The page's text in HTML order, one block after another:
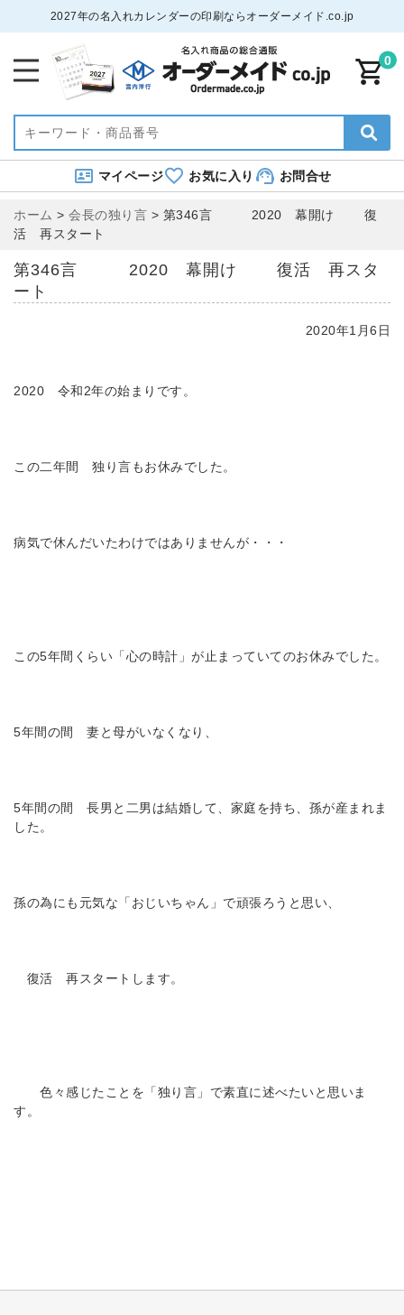
2027年の名入れカレンダーの印刷ならオーダーメイド.co.jp
0
マイページ お気に入り お問合せ
ホーム > 会長の独り言 > 第346言 2020 幕開け 復
活 再スタート
第346言 2020 幕開け 復活 再スタ
ート
2020年1月6日
2020 令和2年の始まりです。
この二年間 独り言もお休みでした。
病気で休んだいたわけではありませんが・・・
この5年間くらい「心の時計」が止まっていてのお休みでした。
5年間の間 妻と母がいなくなり、
5年間の間 長男と二男は結婚して、家庭を持ち、孫が産まれま
した。
孫の為にも元気な「おじいちゃん」で頑張ろうと思い、
復活 再スタートします。
色々感じたことを「独り言」で素直に述べたいと思いま
す。